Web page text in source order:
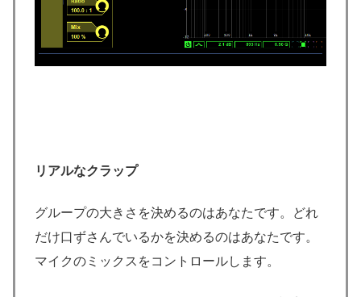
リアルなクラップ
グループの大きさを決めるのはあなたです。どれ
だけ口ずさんでいるかを決めるのはあなたです。
マイクのミックスをコントロールします。